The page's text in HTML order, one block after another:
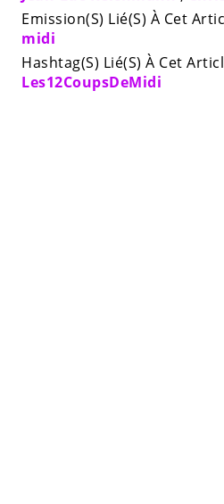
Emission(S) Lié(S) À Cet
midi
Hashtag(S) Lié(S) À Cet
Les12CoupsDeMidi